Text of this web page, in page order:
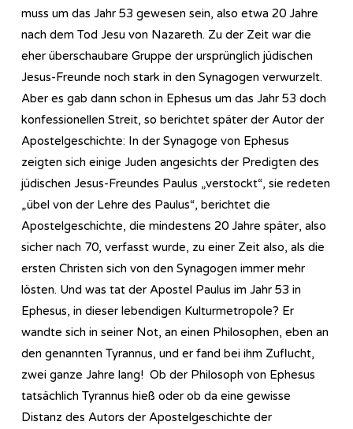
muss um das Jahr 53 gewesen sein, also etwa 20 Jahre
nach dem Tod Jesu von Nazareth. Zu der Zeit war die
eher überschaubare Gruppe der ursprünglich jüdischen
Jesus-Freunde noch stark in den Synagogen verwurzelt.
Aber es gab dann schon in Ephesus um das Jahr 53 doch
konfessionellen Streit, so berichtet später der Autor der
Apostelgeschichte: In der Synagoge von Ephesus
zeigten sich einige Juden angesichts der Predigten des
jüdischen Jesus-Freundes Paulus „verstockt“, sie redeten
„übel von der Lehre des Paulus“, berichtet die
Apostelgeschichte, die mindestens 20 Jahre später, also
sicher nach 70, verfasst wurde, zu einer Zeit also, als die
ersten Christen sich von den Synagogen immer mehr
lösten. Und was tat der Apostel Paulus im Jahr 53 in
Ephesus, in dieser lebendigen Kulturmetropole? Er
wandte sich in seiner Not, an einen Philosophen, eben an
den genannten Tyrannus, und er fand bei ihm Zuflucht,
zwei ganze Jahre lang! Ob der Philosoph von Ephesus
tatsächlich Tyrannus hieß oder ob da eine gewisse
Distanz des Autors der Apostelgeschichte der